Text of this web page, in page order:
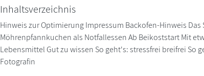
Inhaltsverzeichnis
Hinweis zur Optimierung Impressum Backofen-Hinweis
Möhrenpfannkuchen als Notfallessen Ab Beikoststart Mit
Lebensmittel Gut zu wissen So geht's: stressfrei breifrei So
Fotografin